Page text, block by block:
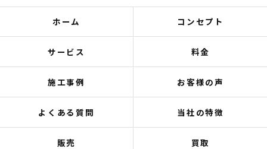
ホーム コンセプト
サービス 料金
施工事例 お客様の声
よくある質問 当社の特徴
販売 買取